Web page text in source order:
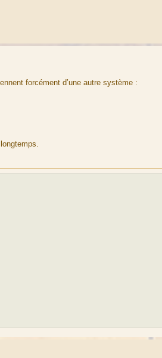
forcément d’une autre système :